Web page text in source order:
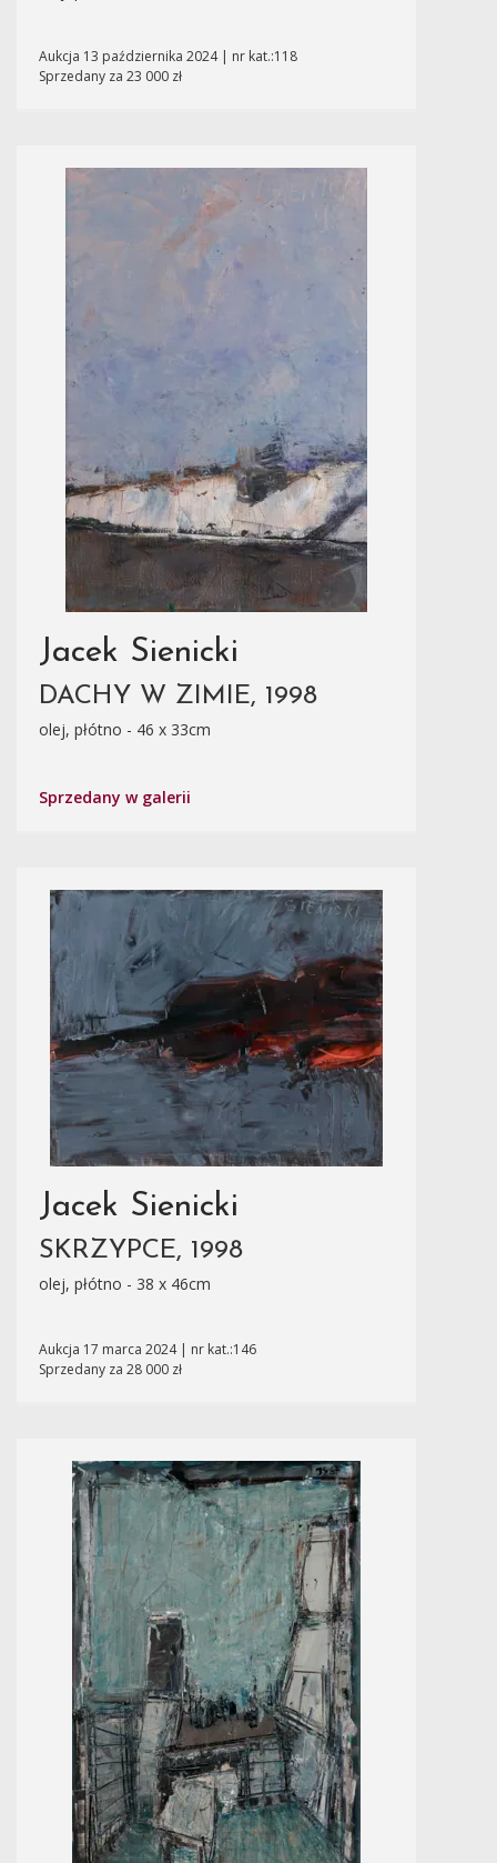
Aukcja 13 października 2024 | nr kat.:118
Sprzedany za 23 000 zł
Jacek Sienicki
DACHY W ZIMIE, 1998
olej, płótno - 46 x 33cm
Sprzedany w galerii
Jacek Sienicki
SKRZYPCE, 1998
olej, płótno - 38 x 46cm
Aukcja 17 marca 2024 | nr kat.:146
Sprzedany za 28 000 zł